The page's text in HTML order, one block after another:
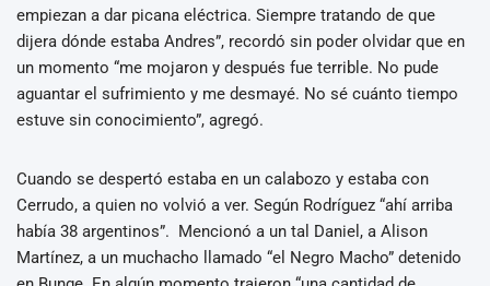
empiezan a dar picana eléctrica. Siempre tratando de que
dijera dónde estaba Andres”, recordó sin poder olvidar que en
un momento “me mojaron y después fue terrible. No pude
aguantar el sufrimiento y me desmayé. No sé cuánto tiempo
estuve sin conocimiento”, agregó.
Cuando se despertó estaba en un calabozo y estaba con
Cerrudo, a quien no volvió a ver. Según Rodríguez “ahí arriba
había 38 argentinos”. Mencionó a un tal Daniel, a Alison
Martínez, a un muchacho llamado “el Negro Macho” detenido